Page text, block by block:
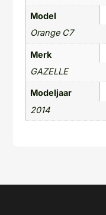
Model
Orange C7
Merk
GAZELLE
Modeljaar
2014